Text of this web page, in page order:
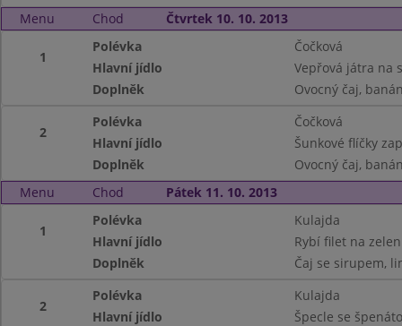
Menu
Chod Čtvrtek 10. 10. 2013
1
Polévka
Čočková
Hlavní jídlo
Vepřová játra na
Doplněk
Ovocný čaj,
2
Polévka
Čočková
Hlavní jídlo
Šunkové flíčky
Doplněk
Ovocný čaj,
Menu
Chod Pátek 11. 10. 2013
1
Polévka
Kulajda
Hlavní jídlo
Rybí filet na
Doplněk
Čaj se sirupem,
2
Polévka
Kulajda
Hlavní jídlo
Špecle se